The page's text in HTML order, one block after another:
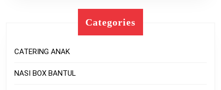
Categories
CATERING ANAK
NASI BOX BANTUL